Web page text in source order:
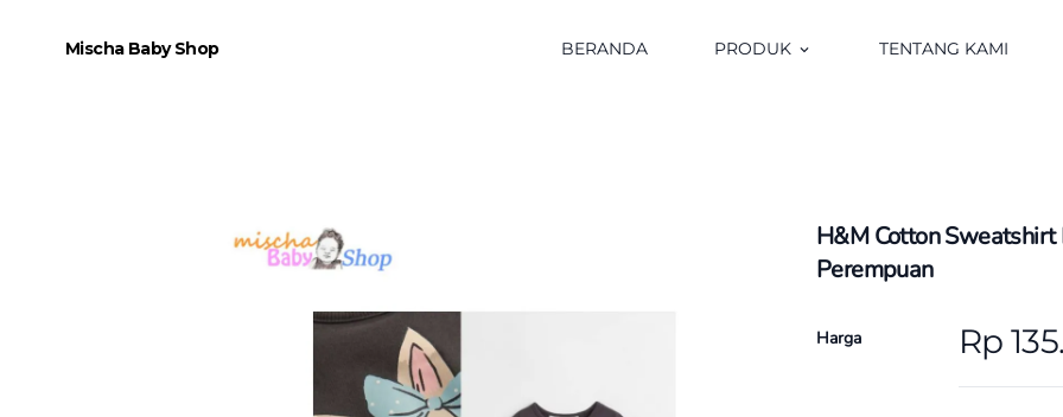
Mischa Baby Shop BERANDA PRODUK keyboard_arrow_down TENTANG KAMI
H&M Cotton Sweatshirt
Perempuan
Harga Rp